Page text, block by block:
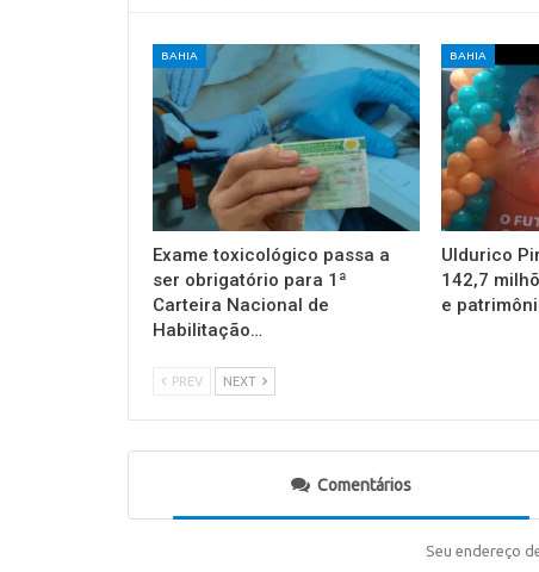
BAHIA
Exame toxicológico passa a
ser obrigatório para 1ª
Carteira Nacional de
Habilitação…
BAHIA
Uldurico
142,7
e
PREV NEXT
Comentários
Seu endereço